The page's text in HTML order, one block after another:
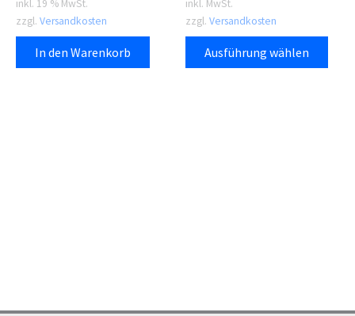
inkl. 19 % MwSt.
zzgl. Versandkosten
In den Warenkorb
inkl. MwSt.
zzgl. Versandkosten
Ausführung wählen